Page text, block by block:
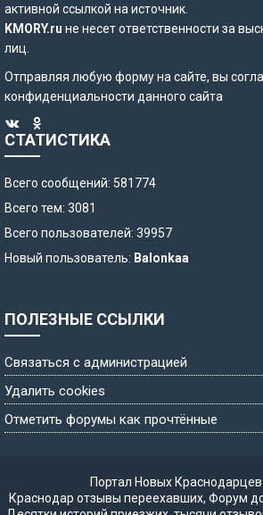
активной ссылкой на источник.
KMORY.ru не несет ответственности за
лиц.
Отправляя любую форму на сайте, вы
конфиденциальности данного сайта
СТАТИСТИКА
Всего сообщений: 581774
Всего тем: 3081
Всего пользователей: 39957
Новый пользователь: Balonkaa
ПОЛЕЗНЫЕ ССЫЛКИ
Связаться с администрацией
Удалить cookies
Отметить форумы как прочтённые
Портал Новых
Краснодар отзывы переехавших, Форум